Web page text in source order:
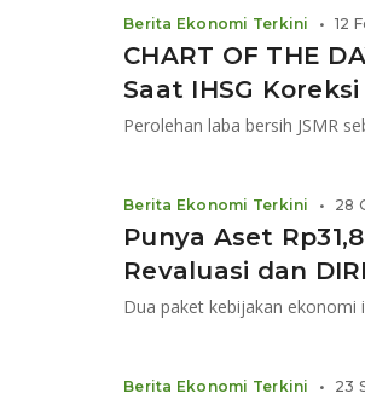
CHART OF THE
Saat IHSG Koreksi
Perolehan laba bersih JSMR
Berita Ekonomi Terkini • 12
Punya Aset
Revaluasi dan
Berita Ekonomi Terkini • 28
Berita Ekonomi Terkini • 23